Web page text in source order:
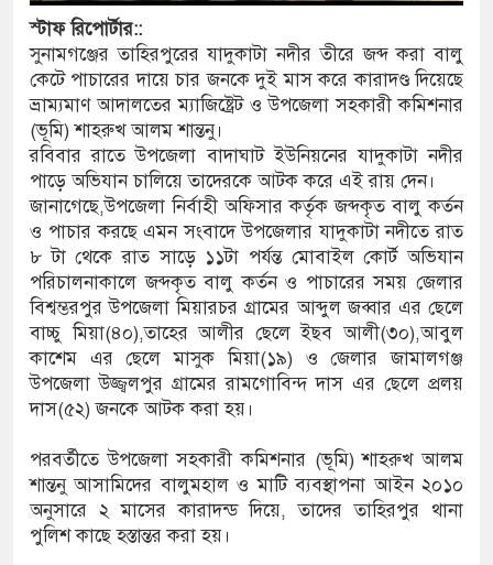
সম্প্রসারিত প্রশাসনিক ভবনের উদ্বোধন
চালানোর মুরোদ আওয়ামী লীগের নেই :
আইনে মামলা: নাদের, পলিন, রিপন-
বুথ ও সেল্ফ সার্ভিস সেন্টারের উদ্বোধন
জেলা প্রশাসন
সংশোধন ও স্বত্ব ফেরতের দাবি
জীবনের ঝুঁকি, নিরাপদ নৌযান এখনো অধরা
শূন্য, ৪৫১টি প্রাথমিক বিদ্যালয়ে নেই প্রধান
নিহত ২, নিখোঁজ ২, ভবানীপুরে শোকের
স্টাফ রিপোর্টার::
সুনামগঞ্জের তাহিরপুরের যাদুকাটা নদীর তীরে জব্দ করা বালু
কেটে পাচারের দায়ে চার জনকে দুই মাস করে কারাদণ্ড দিয়েছে
ভ্রাম্যমাণ আদালতের ম্যাজিষ্ট্রেট ও উপজেলা সহকারী কমিশনার
(ভূমি) শাহরুখ আলম শান্তনু।
রবিবার রাতে উপজেলা বাদাঘাট ইউনিয়নের যাদুকাটা নদীর
পাড়ে অভিযান চালিয়ে তাদেরকে আটক করে এই রায় দেন।
জানাগেছে,উপজেলা নির্বাহী অফিসার কর্তৃক জব্দকৃত বালু কর্তন
ও পাচার করছে এমন সংবাদে উপজেলার যাদুকাটা নদীতে রাত
৮ টা থেকে রাত সাড়ে ১১টা পর্যন্ত মোবাইল কোর্ট অভিযান
পরিচালনাকালে জব্দকৃত বালু কর্তন ও পাচারের সময় জেলার
বিশ্বম্ভরপুর উপজেলা মিয়ারচর গ্রামের আব্দুল জব্বার এর ছেলে
বাচ্চু মিয়া(৪০),তাহের আলীর ছেলে ইছব আলী(৩০),আবুল
কাশেম এর ছেলে মাসুক মিয়া(১৯) ও জেলার জামালগঞ্জ
উপজেলা উজ্জ্বলপুর গ্রামের রামগোবিন্দ দাস এর ছেলে প্রলয়
দাস(৫২) জনকে আটক করা হয়।
পরবর্তীতে উপজেলা সহকারী কমিশনার (ভূমি) শাহরুখ আলম
শান্তনু আসামিদের বালুমহাল ও মাটি ব্যবস্থাপনা আইন ২০১০
অনুসারে ২ মাসের কারাদন্ড দিয়ে, তাদের তাহিরপুর থানা
পুলিশ কাছে হস্তান্তর করা হয়।